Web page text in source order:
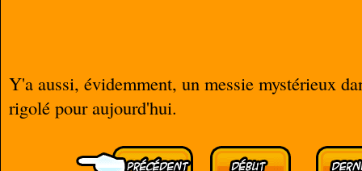
Y'a aussi, évidemment, un messie mystérieux
rigolé pour aujourd'hui.